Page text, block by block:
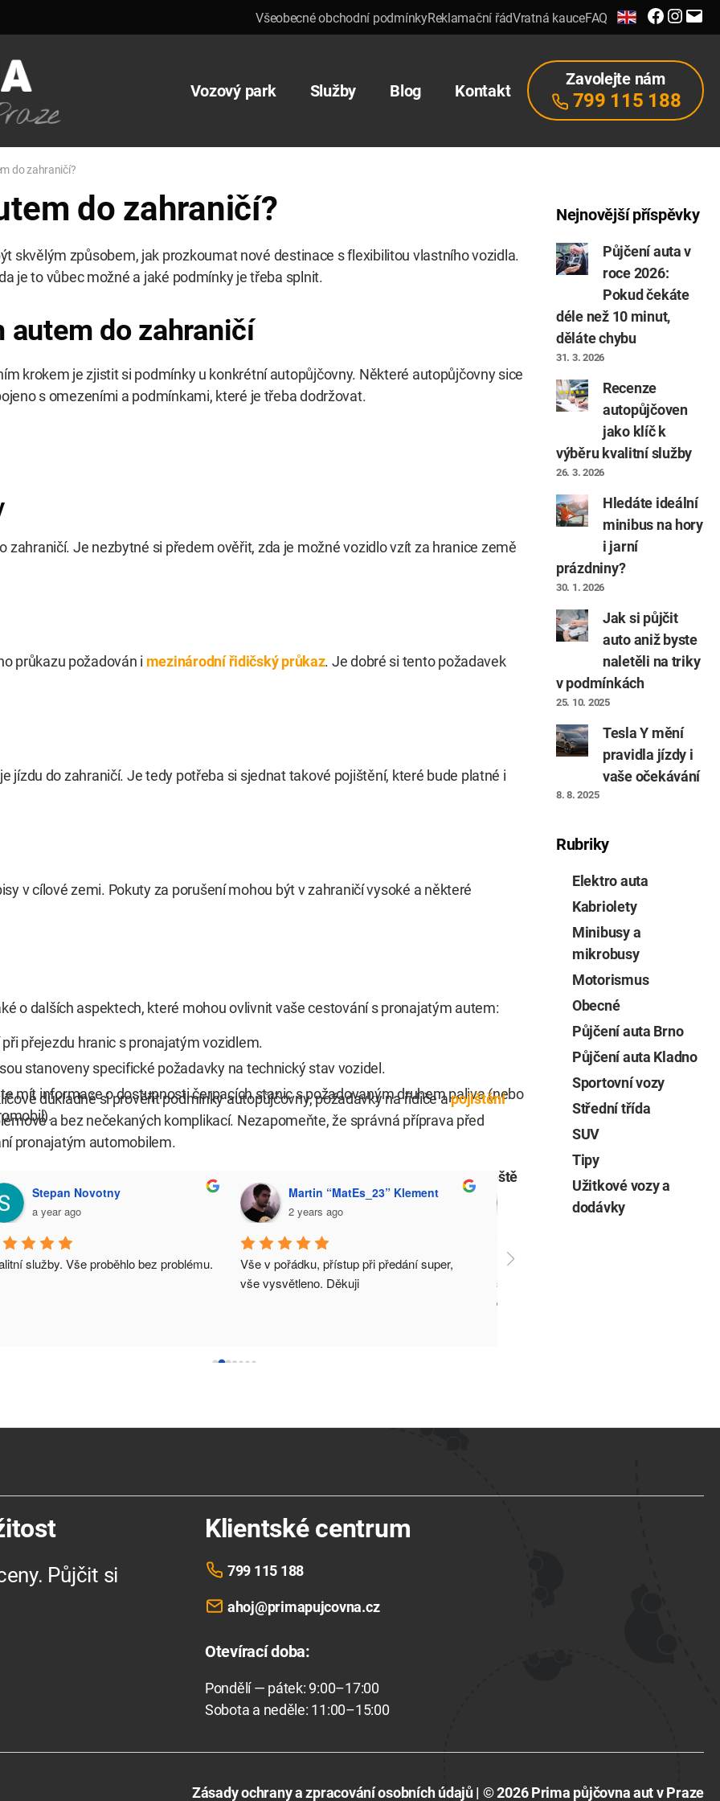
Všeobecné obchodní podmínkyReklamační řádVratná kauceFAQ Facebook
Instagram
E-
mail
Vozový park Služby Blog Kontakt
Zavolejte nám
799 115 188
do zahraničí?
do zahraničí?
skvělým způsobem, jak prozkoumat nové destinace s flexibilitou vlastního vozidla.
je to vůbec možné a jaké podmínky je třeba splnit.
do zahraničí
krokem je zjistit si podmínky u konkrétní autopůjčovny. Některé autopůjčovny sice
s omezeními a podmínkami, které je třeba dodržovat.
zahraničí. Je nezbytné si předem ověřit, zda je možné vozidlo vzít za hranice země
průkazu požadován i mezinárodní řidičský průkaz. Je dobré si tento požadavek
jízdu do zahraničí. Je tedy potřeba si sjednat takové pojištění, které bude platné i
v cílové zemi. Pokuty za porušení mohou být v zahraničí vysoké a některé
o dalších aspektech, které mohou ovlivnit vaše cestování s pronajatým autem:
přejezdu hranic s pronajatým vozidlem.
stanoveny specifické požadavky na technický stav vozidel.
mít informace o dostupnosti čerpacích stanic s požadovaným druhem paliva (nebo
důkladně si prověřit podmínky autopůjčovny, požadavky na řidiče apojištění
a bez nečekaných komplikací. Nezapomeňte, že správná příprava před
pronajatým automobilem.
autem do zahraničí! Prohlédněte si náš vozový park
a rezervujte si své auto ještě
dnes.
Stepan Novotny
a year ago
služby. Vše proběhlo bez problému.
Martin “MatEs_23” Klement
2 years ago
Vše v pořádku, přístup při předání super,
vše vysvětleno. Děkuji
Double Wayup
2 years ago
Měl jsem nejlepší nájem v Česku, skvělé
služby, přátelští lidé a skvělé ceny
doporučuji toto
Nejnovější příspěvky
Půjčení auta v
roce 2026:
Pokud čekáte
déle než 10 minut,
děláte chybu
31. 3. 2026
Recenze
autopůjčoven
jako klíč k
výběru kvalitní služby
26. 3. 2026
Hledáte ideální
minibus na hory
i jarní
prázdniny?
30. 1. 2026
Jak si půjčit
auto aniž byste
naletěli na triky
v podmínkách
25. 10. 2025
Tesla Y mění
pravidla jízdy i
vaše očekávání
8. 8. 2025
Rubriky
Elektro auta
Kabriolety
Minibusy a
mikrobusy
Motorismus
Obecné
Půjčení auta Brno
Půjčení auta Kladno
Sportovní vozy
Střední třída
SUV
Tipy
Užitkové vozy a
dodávky
Půjčit si
Klientské centrum
799 115 188
ahoj@primapujcovna.cz
Otevírací doba:
Pondělí — pátek: 9:00–17:00
Sobota a neděle: 11:00–15:00
Zásady ochrany a zpracování osobních údajů| © 2026Prima půjčovna aut v Praze